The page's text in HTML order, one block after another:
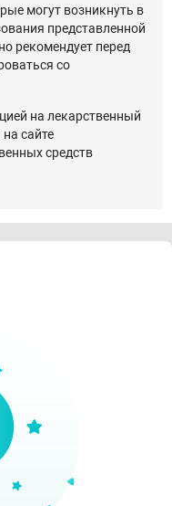
могут возникнуть в
представленной
рекомендует перед
со
на лекарственный
сайте
средств